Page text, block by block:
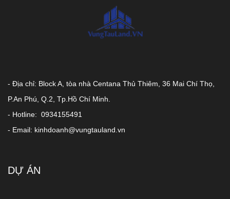
- Địa chỉ: Block A, tòa nhà Centana Thủ Thiêm, 36 Mai Chí Thọ,
P.An Phú, Q.2, Tp.Hồ Chí Minh.
- Hotline: 0934155491
- Email: kinhdoanh@vungtauland.vn
DỰ ÁN